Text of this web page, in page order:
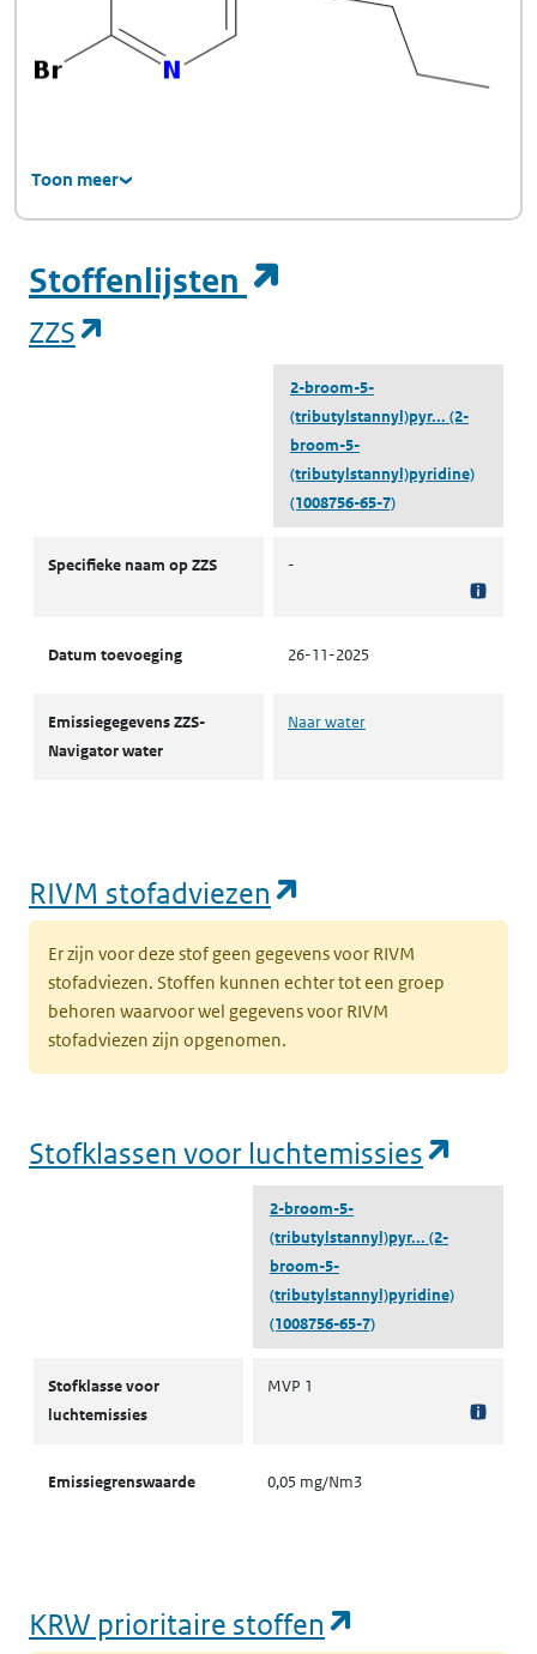
Toon meer
Stoffenlijsten
ZZS
2-broom-5-
(tributylstannyl)pyr... (2-
broom-5-
(tributylstannyl)pyridine)
(1008756-65-7)
Specifieke naam op ZZS -
Datum toevoeging 26-11-2025
Emissiegegevens ZZS-
Navigator water
Naar water
RIVM stofadviezen
Er zijn voor deze stof geen gegevens voor RIVM
stofadviezen. Stoffen kunnen echter tot een groep
behoren waarvoor wel gegevens voor RIVM
stofadviezen zijn opgenomen.
Stofklassen voor luchtemissies
2-broom-5-
(tributylstannyl)pyr... (2-
broom-5-
(tributylstannyl)pyridine)
(1008756-65-7)
Stofklasse voor
luchtemissies
MVP 1
Emissiegrenswaarde 0,05 mg/Nm3
KRW prioritaire stoffen